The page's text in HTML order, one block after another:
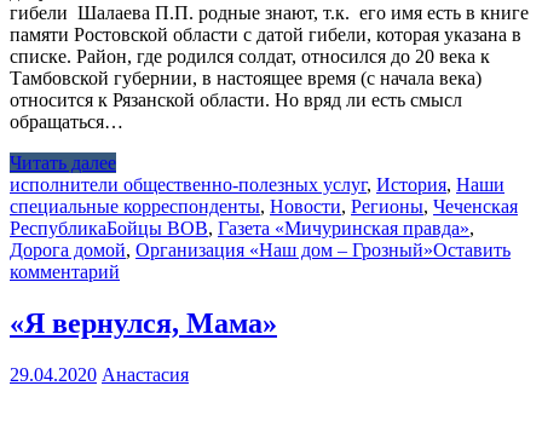
гибели Шалаева П.П. родные знают, т.к. его имя есть в книге
памяти Ростовской области с датой гибели, которая указана в
списке. Район, где родился солдат, относился до 20 века к
Тамбовской губернии, в настоящее время (с начала века)
относится к Рязанской области. Но вряд ли есть смысл
обращаться…
Читать далее
исполнители общественно-полезных услуг, История, Наши
специальные корреспонденты, Новости, Регионы, Чеченская
РеспубликаБойцы ВОВ, Газета «Мичуринская правда»,
Дорога домой, Организация «Наш дом – Грозный»Оставить
комментарий
«Я вернулся, Мама»
29.04.2020 Анастасия